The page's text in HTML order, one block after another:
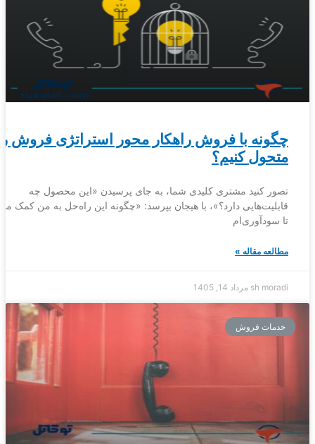
چگونه با فروش راهکار محور استراتژی فروش
متحول کنیم؟
تصور کنید مشتری کلیدی شما، به جای پرسیدن «این محصول چه
قابلیت‌هایی دارد؟»، با هیجان بپرسد: «چگونه این راه‌حل به من کمک
تا سودآوری‌ام
مطالعه مقاله »
sh moradi مرداد 14, 1405
خدمات فروش